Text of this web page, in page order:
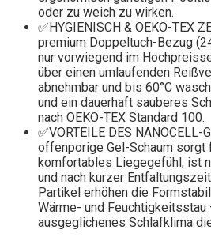
oder zu weich zu wirken.
✅HYGIENISCH & OEKO-TEX
premium Doppeltuch-Bezug
nur vorwiegend im
über einen umlaufenden
abnehmbar und bis 60°C
und ein dauerhaft sauberes
nach OEKO-TEX Standard 100.
✅VORTEILE DES NANOCELL-
offenporige Gel-Schaum sorgt
komfortables Liegegefühl, ist
und nach kurzer
Partikel erhöhen die
Wärme- und Feuchtigkeitsstau
ausgeglichenes Schlafklima